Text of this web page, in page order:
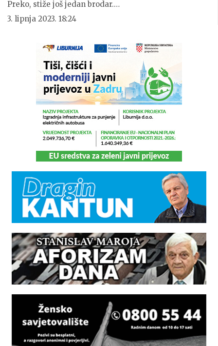
Preko, stiže još jedan brodar.…
3. lipnja 2023. 18:24